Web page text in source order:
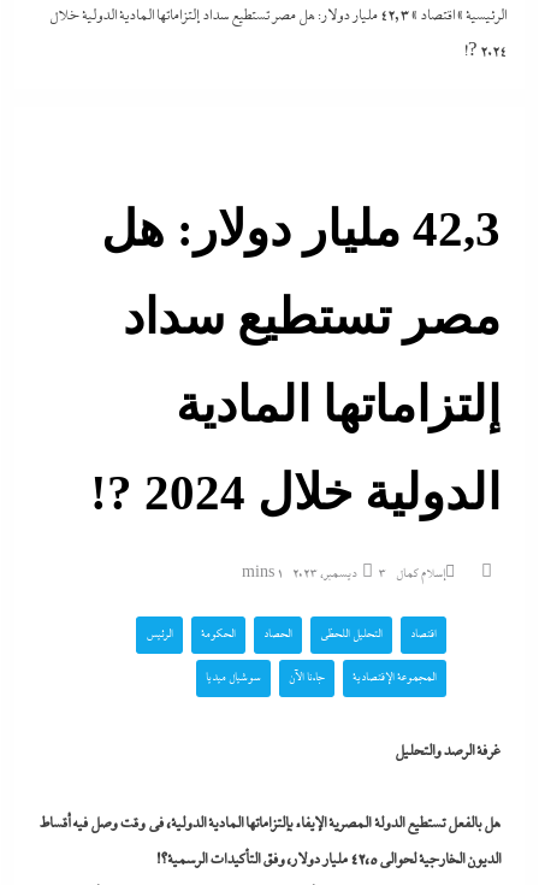
الرئيسية»اقتصاد »
42,3 مليار دولار: هل مصر تستطيع سداد إلتزاماتها المادية الدولية خلال
2024 ?!
42,3 مليار دولار: هل
مصر تستطيع سداد
إلتزاماتها المادية
الدولية خلال 2024 ?!
إسلام كمال 3 ديسمبر، 2023 1 mins
اقتصاد التحليل اللحظي الحصاد الحكومة الرئيس
المجموعة الإقتصادية جاءنا الآن سوشيال ميديا
غرفة الرصد والتحليل
هل بالفعل تستطيع الدولة المصرية الإيفاء بإلتزاماتها المادية الدولية، في وقت وصل فيه أقساط
الديون الخارجية لحوالى ٤٢،٥ مليار دولار، وفق التأكيدات الرسمية؟!